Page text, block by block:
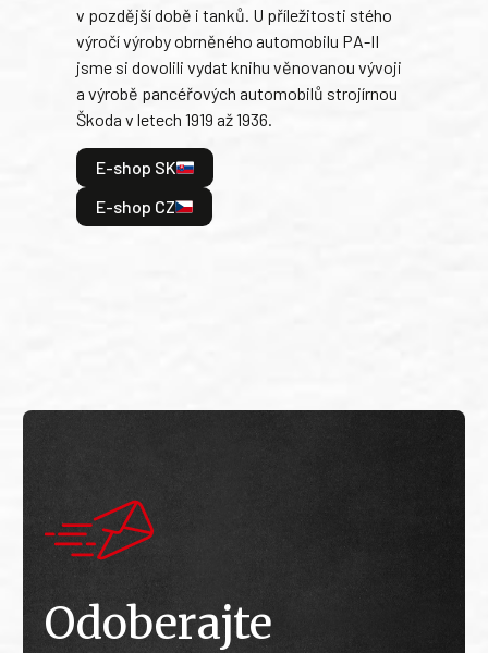
v pozdější době i tanků. U příležitosti stého
výročí výroby obrněného automobilu PA-II
jsme si dovolili vydat knihu věnovanou vývoji
a výrobě pancéřových automobilů strojírnou
Škoda v letech 1919 až 1936.
E-shop SK
E-shop CZ
Odoberajte